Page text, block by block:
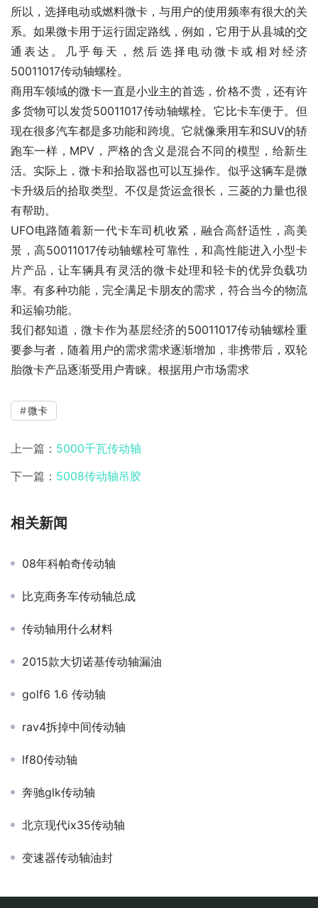
所以，选择电动或燃料微卡，与用户的使用频率有很大的关
系。如果微卡用于运行固定路线，例如，它用于从县城的交
通表达。几乎每天，然后选择电动微卡或相对经济
50011017传动轴螺栓。
商用车领域的微卡一直是小业主的首选，价格不贵，还有许
多货物可以发货50011017传动轴螺栓。它比卡车便于。但
现在很多汽车都是多功能和跨境。它就像乘用车和SUV的轿
跑车一样，MPV，严格的含义是混合不同的模型，给新生
活。实际上，微卡和拾取器也可以互操作。似乎这辆车是微
卡升级后的拾取类型。不仅是货运盒很长，三菱的力量也很
有帮助。
UFO电路随着新一代卡车司机收紧，融合高舒适性，高美
景，高50011017传动轴螺栓可靠性，和高性能进入小型卡
片产品，让车辆具有灵活的微卡处理和轻卡的优异负载功
率。有多种功能，完全满足卡朋友的需求，符合当今的物流
和运输功能。
我们都知道，微卡作为基层经济的50011017传动轴螺栓重
要参与者，随着用户的需求需求逐渐增加，非携带后，双轮
胎微卡产品逐渐受用户青睐。根据用户市场需求
微卡
上一篇： 5000千瓦传动轴
下一篇： 5008传动轴吊胶
相关新闻
08年科帕奇传动轴
比克商务车传动轴总成
传动轴用什么材料
2015款大切诺基传动轴漏油
golf6 1.6 传动轴
rav4拆掉中间传动轴
lf80传动轴
奔驰glk传动轴
北京现代ix35传动轴
变速器传动轴油封